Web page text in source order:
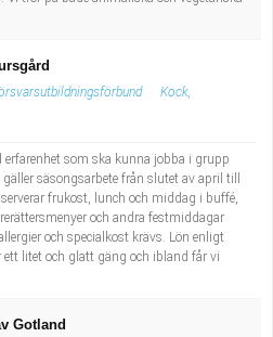
Kock,
erfarenhet som ska kunna jobba i grupp
säsongsarbete från slutet av april till
frukost, lunch och middag i buffé,
och andra festmiddagar
och specialkost krävs. Lön enligt
ett litet och glatt gäng och ibland får vi
Gotland